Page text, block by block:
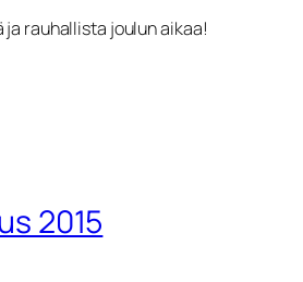
rauhallista joulun aikaa!
2015